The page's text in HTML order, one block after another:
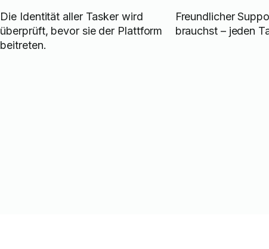
Die Identität aller Tasker wird
überprüft, bevor sie der Plattform
beitreten.
Freundlicher
brauchst – jeden